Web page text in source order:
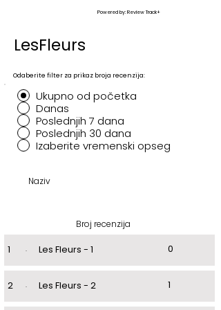
Powered by: Review Track+
LesFleurs
Odaberite filter za prikaz broja recenzija:
Ukupno od početka
Danas
Poslednjih 7 dana
Poslednjih 30 dana
Izaberite vremenski opseg
Naziv
Broj recenzija
1 . Les Fleurs - 1 0
2 . Les Fleurs - 2 1